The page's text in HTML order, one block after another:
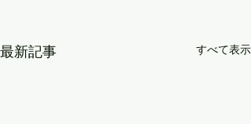
最新記事 すべて表示